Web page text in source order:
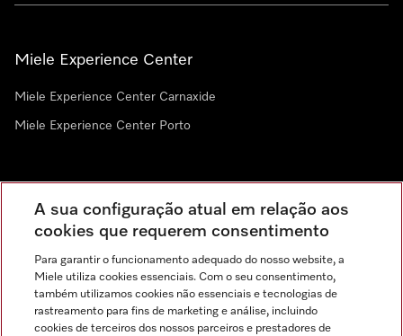
Miele Experience Center
Miele Experience Center Carnaxide
Miele Experience Center Porto
A sua configuração atual em relação aos
cookies que requerem consentimento
Para garantir o funcionamento adequado do nosso website, a
Miele utiliza cookies essenciais. Com o seu consentimento,
também utilizamos cookies não essenciais e tecnologias de
rastreamento para fins de marketing e análise, incluindo
cookies de terceiros dos nossos parceiros e prestadores de